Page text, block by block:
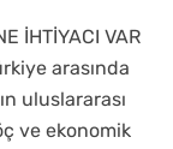
İHTİYACI VAR
arasında
uluslararası
ve ekonomik